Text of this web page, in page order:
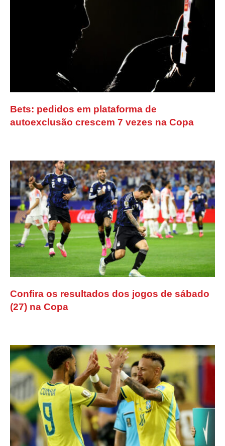
Bets: pedidos em plataforma de
autoexclusão crescem 7 vezes na Copa
Confira os resultados dos jogos de sábado
(27) na Copa